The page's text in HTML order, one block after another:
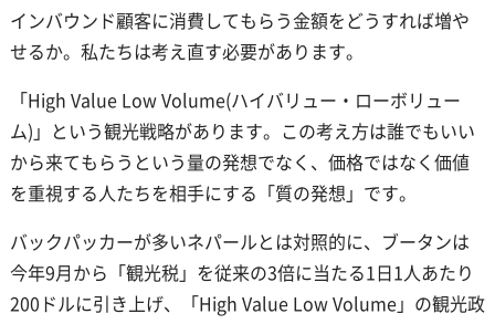
インバウンド顧客に消費してもらう金額をどうすれば増や
せるか。私たちは考え直す必要があります。
「High Value Low Volume(ハイバリュー・ローボリュー
ム)」という観光戦略があります。この考え方は誰でもいい
から来てもらうという量の発想でなく、価格ではなく価値
を重視する人たちを相手にする「質の発想」です。
バックパッカーが多いネパールとは対照的に、ブータンは
今年9月から「観光税」を従来の3倍に当たる1日1人あたり
200ドルに引き上げ、「High Value Low Volume」の観光政